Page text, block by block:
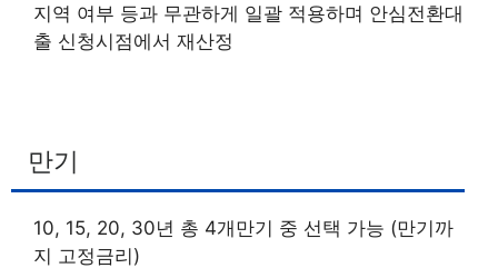
지역 여부 등과 무관하게 일괄 적용하며 안심전환대
출 신청시점에서 재산정
만기
10, 15, 20, 30년 총 4개만기 중 선택 가능 (만기까
지 고정금리)